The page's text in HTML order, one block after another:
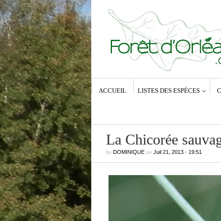
Commentaires récents
1761) – La Coquette
Anne-Lyse MESSAGER
pyrina (Linné, 1761) – La Coquette
Zeuzera pyrina
ACCUEIL LISTES DES ESPÈCES
La Chicorée
by DOMINIQUEon Juil 21, 2013• 19:51